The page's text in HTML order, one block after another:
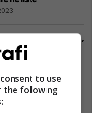
rikthimin te Roma,
punojnë për
drejt Londrës,
jetë futbollist i ri i
to use
the following